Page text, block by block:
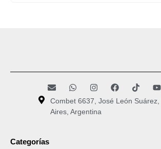
Combet 6637, José León
Aires, Argentina
Categorías